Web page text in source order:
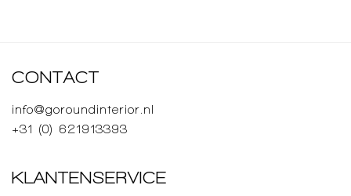
CONTACT
info@goroundinterior.nl
+31 (0) 621913393
KLANTENSERVICE